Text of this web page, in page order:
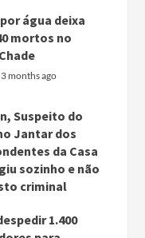
água deixa
mortos no
months ago
Suspeito do
Jantar dos
da Casa
sozinho e não
criminal
1.400